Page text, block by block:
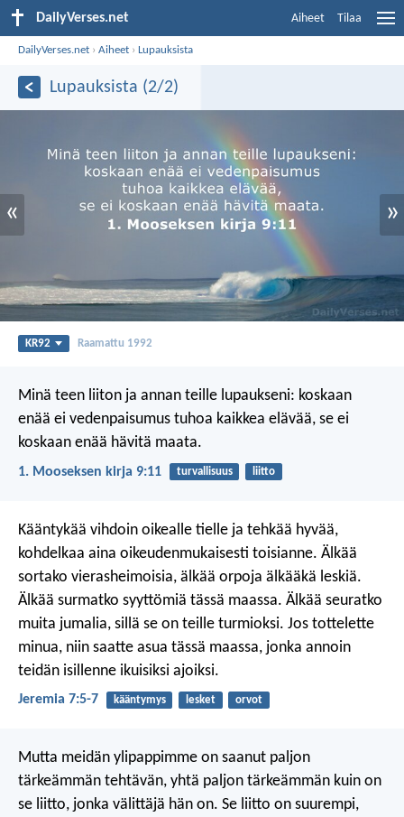
DailyVerses.net Aiheet Tilaa
DailyVerses.net ›Aiheet ›Lupauksista
Lupauksista (2/2)
« »
KR92 Raamattu 1992
Minä teen liiton ja annan teille lupaukseni: koskaan
enää ei vedenpaisumus tuhoa kaikkea elävää, se ei
koskaan enää hävitä maata.
1. Mooseksen kirja 9:11 turvallisuus liitto
Kääntykää vihdoin oikealle tielle ja tehkää hyvää,
kohdelkaa aina oikeudenmukaisesti toisianne. Älkää
sortako vierasheimoisia, älkää orpoja älkääkä leskiä.
Älkää surmatko syyttömiä tässä maassa. Älkää seuratko
muita jumalia, sillä se on teille turmioksi. Jos tottelette
minua, niin saatte asua tässä maassa, jonka annoin
teidän isillenne ikuisiksi ajoiksi.
Jeremia 7:5-7 kääntymys lesket orvot
Mutta meidän ylipappimme on saanut paljon
tärkeämmän tehtävän, yhtä paljon tärkeämmän kuin on
se liitto, jonka välittäjä hän on. Se liitto on suurempi,